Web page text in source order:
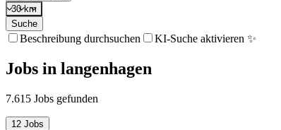
30 km
Suche
Beschreibung durchsuchen KI-Suche aktivieren ✨
Jobs in langenhagen
7.615 Jobs gefunden
12 Jobs